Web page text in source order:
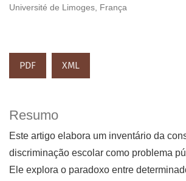
Université de Limoges, França
PDF XML
Resumo
Este artigo elabora um inventário da
discriminação escolar como problema
Ele explora o paradoxo entre